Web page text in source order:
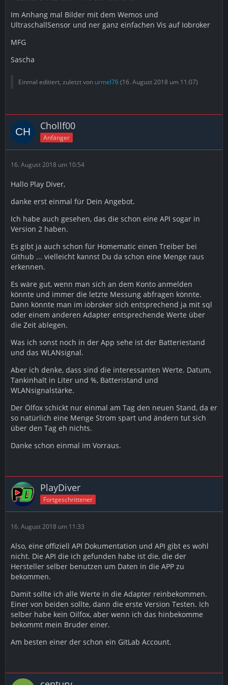
Im Anhang mal Bilder mit dem Wemos und
UltraschallSensor und ner ganz einfachen Vis auf Iobroker
MFG
Sascha
Einmal editiert, zuletzt von urmel76(16. August 2018 um 11:07)
Chollf00
Anfänger
16. August 2018 um 10:54
Hallo Play Diver,
danke erst einmal für Dein Angebot.
Ich habe auch gesehen, das die schon eine API sogar in
Version 2 haben.
Es gibt ja auch schon für Homematic einen Treiber bei
Github ... vielleicht kannst Du da schon eine Menge raus
erkennen.
Es wäre gut, wenn man sich an dem Konto anmelden
könnte und immer die letzte Messung abfragen könnte.
Dann könnte man im iobroker sich entsprechend ja mit sql
oder einem anderen Adapter entsprechende Werte über
die Zeit ablegen.
Was ich sonst noch in der App sehe ist der Batteriestand
und das WLANsignal.
Aber ich denke, dass sind die interessanten Werte. Datum,
Tankinhalt in Liter und %, Batteristand und
WLANsignalstärke.
Der Ölfox schickt nur einmal am Tag den neuen Stand, da er
so natürlich eine Menge Strom spart und ändern tut sich
über den Tag eh nichts.
Danke schon einmal im Vorraus.
PlayDiver
Fortgeschrittener
16. August 2018 um 11:33
Also, eine offiziell API Dokumentation und API gibt es wohl
nicht. Die API die ich gefunden habe ist die, die der
Hersteller selber benutzen um Daten in die APP zu
bekommen.
Damit sollte ich alle Werte in die Adapter reinbekommen.
Einer von beiden sollte, dann die erste Version Testen. Ich
selber habe kein Oilfox, aber wenn ich das hinbekomme
bekommt mein Bruder einer.
Am besten einer der schon ein GitLab Account.